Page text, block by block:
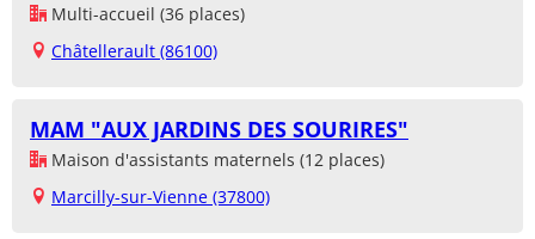
Multi-accueil (36 places)
Châtellerault (86100)
MAM "AUX JARDINS DES SOURIRES"
Maison d'assistants maternels (12 places)
Marcilly-sur-Vienne (37800)